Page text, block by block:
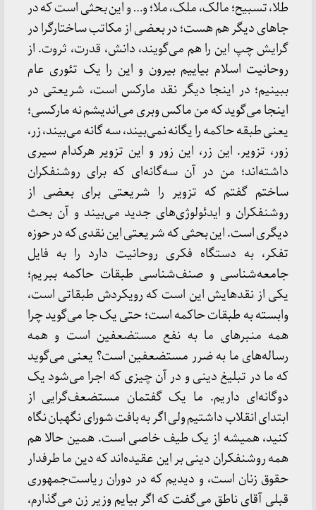
طلا، تسبیح؛ مالک، ملک، ملا؛ و… و این بحثی است که در
جاهای دیگر هم هست؛ در بعضی از مکاتب ساختارگرا در
گرایش چپ این را هم می‌گویند، دانش، قدرت، ثروت. از
روحانیت اسلام بیاییم بیرون و این را یک تئوری عام
ببینیم؛ در اینجا دیگر نقد مارکس است، شریعتی در
اینجا می‌گوید که من ماکس وبری می‌اندیشم نه مارکسی؛
یعنی طبقه حاکمه را یگانه نمی‌بیند، سه گانه می‌بیند، زر،
زور، تزویر. این زر، این زور و این تزویر هرکدام سیری
داشته‌اند؛ من در آن سه‌گانه‌ای که برای روشنفکران
ساختم گفتم که تزویر را شریعتی برای بعضی از
روشنفکران و ایدئولوژی‌های جدید می‌بیند و آن بحث
دیگری است. این بحثی که شریعتی این نقدی که در حوزه
تفکر، به دستگاه فکری روحانیت دارد را به فایل
جامعه‌شناسی و صنف‌شناسی طبقات حاکمه ببریم؛
یکی از نقدهایش این است که رویکردش طبقاتی است،
وابسته به طبقات حاکمه است؛ حتی یک جا می‌گوید چرا
همه منبرهای ما به نفع مستضعفین است و همه
رساله‌های ما به ضرر مستضعفین است؟ یعنی می‌گوید
که ما در تبلیغ دینی و در آن چیزی که اجرا می‌شود یک
دوگانه‌ای داریم. ما یک گفتمان مستضعف‌گرایی از
ابتدای انقلاب داشتیم ولی اگر به بافت شورای نگهبان نگاه
کنید، همیشه از یک طیف خاصی است. همین حالا هم
همه روشنفکران دینی بر این عقیده‌اند که دین ما طرفدار
حقوق زنان است، و دیدیم که در دوران ریاست‌جمهوری
قبلی آقای ناطق می‌گفت که اگر بیایم وزیر زن می‌گذارم،